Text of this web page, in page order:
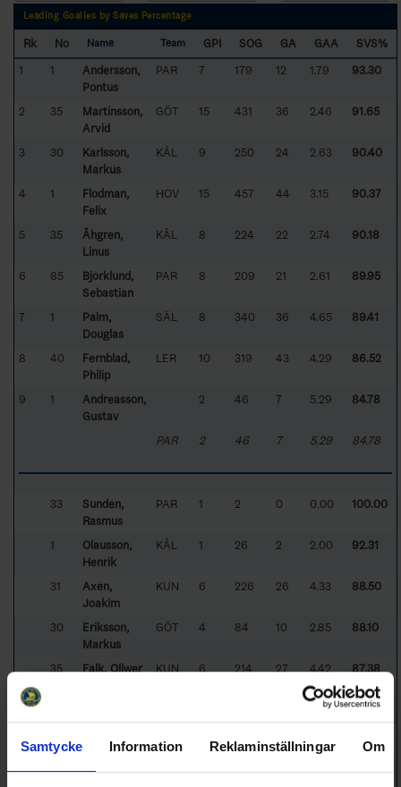
Samtycke Information Reklaminställningar Om
Leading Goalies by Saves Percentage
Rk No Name Team GPI SOG GA GAA
SVS%
1
1
Andersson,
Pontus
PAR 7 179 12 1.79 93.30
2 35
Martinsson,
Arvid
GÖT 15 431 36 2.46 91.65
3 30
Karlsson,
Markus
KÅL 9 250 24 2.63 90.40
4 1
Flodman,
Felix
HOV 15 457 44 3.15 90.37
5 35
Åhgren,
Linus
KÅL 8 224 22 2.74 90.18
6 85
Björklund,
Sebastian
PAR 8 209 21 2.61 89.95
7 1
Palm,
Douglas
SÄL 8 340 36 4.65 89.41
8 40
Fernblad,
Philip
LER 10 319 43 4.29 86.52
9 1
Andreasson,
Gustav
2 46 7 5.29 84.78
PAR 2 46 7 5.29 84.78
33
Sundén,
Rasmus
PAR 1 2 0 0.00 100.00
1
Olausson,
Henrik
KÅL 1 26 2 2.00 92.31
31
Axén,
Joakim
KUN 6 226 26 4.33 88.50
30
Eriksson,
Markus
GÖT 4 84 10 2.85 88.10
35 Falk, Oliwer KUN 6 214 27 4.42
87.38
6.05 86.02
Kevin
30
Olofsson,
SÄL 5 213 30 6.01 85.92